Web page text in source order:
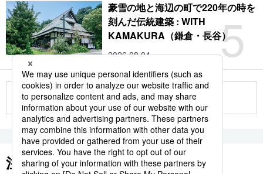
5
豪雪の地と海辺の町で220年の時を
刻んだ伝統建築 : WITH
KAMAKURA（鎌倉・長谷）
2026.08.04
もっと見る
注目のキーワード